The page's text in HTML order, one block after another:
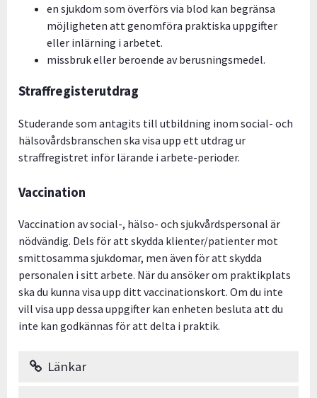
en sjukdom som överförs via blod kan begränsa
möjligheten att genomföra praktiska uppgifter
eller inlärning i arbetet.
missbruk eller beroende av berusningsmedel.
Straffregisterutdrag
Studerande som antagits till utbildning inom social- och
hälsovårdsbranschen ska visa upp ett utdrag ur
straffregistret inför lärande i arbete-perioder.
Vaccination
Vaccination av social-, hälso- och sjukvårdspersonal är
nödvändig. Dels för att skydda klienter/patienter mot
smittosamma sjukdomar, men även för att skydda
personalen i sitt arbete. När du ansöker om praktikplats
ska du kunna visa upp ditt vaccinationskort. Om du inte
vill visa upp dessa uppgifter kan enheten besluta att du
inte kan godkännas för att delta i praktik.
Länkar